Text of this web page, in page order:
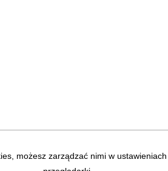
możesz zarządzać nimi w